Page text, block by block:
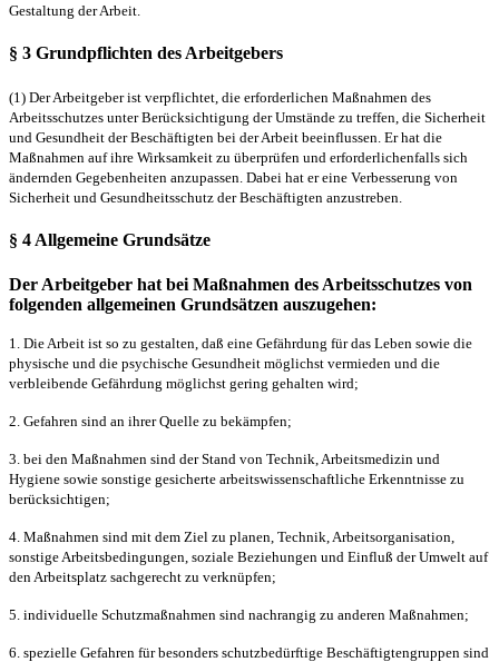
Gestaltung der Arbeit.
§ 3 Grundpflichten des Arbeitgebers
(1) Der Arbeitgeber ist verpflichtet, die erforderlichen Maßnahmen des
Arbeitsschutzes unter Berücksichtigung der Umstände zu treffen, die Sicherheit
und Gesundheit der Beschäftigten bei der Arbeit beeinflussen. Er hat die
Maßnahmen auf ihre Wirksamkeit zu überprüfen und erforderlichenfalls sich
ändernden Gegebenheiten anzupassen. Dabei hat er eine Verbesserung von
Sicherheit und Gesundheitsschutz der Beschäftigten anzustreben.
§ 4 Allgemeine Grundsätze
Der Arbeitgeber hat bei Maßnahmen des Arbeitsschutzes von
folgenden allgemeinen Grundsätzen auszugehen:
1. Die Arbeit ist so zu gestalten, daß eine Gefährdung für das Leben sowie die
physische und die psychische Gesundheit möglichst vermieden und die
verbleibende Gefährdung möglichst gering gehalten wird;
2. Gefahren sind an ihrer Quelle zu bekämpfen;
3. bei den Maßnahmen sind der Stand von Technik, Arbeitsmedizin und
Hygiene sowie sonstige gesicherte arbeitswissenschaftliche Erkenntnisse zu
berücksichtigen;
4. Maßnahmen sind mit dem Ziel zu planen, Technik, Arbeitsorganisation,
sonstige Arbeitsbedingungen, soziale Beziehungen und Einfluß der Umwelt auf
den Arbeitsplatz sachgerecht zu verknüpfen;
5. individuelle Schutzmaßnahmen sind nachrangig zu anderen Maßnahmen;
6. spezielle Gefahren für besonders schutzbedürftige Beschäftigtengruppen sind